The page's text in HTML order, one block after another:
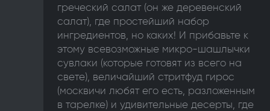
греческий салат (он же деревенский
салат), где простейший набор
ингредиентов, но каких! И прибавьте к
этому всевозможные микро-шашлычки
сувлаки (которые готовят из всего на
свете), величайший стритфуд гирос
(москвичи любят его есть, разложенным
в тарелке) и удивительные десерты, где